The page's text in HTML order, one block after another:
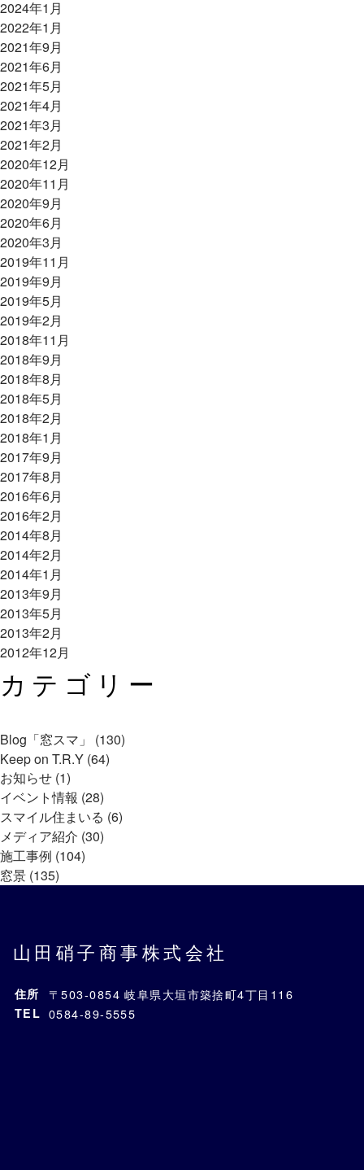
2024年1月
2022年1月
2021年9月
2021年6月
2021年5月
2021年4月
2021年3月
2021年2月
2020年12月
2020年11月
2020年9月
2020年6月
2020年3月
2019年11月
2019年9月
2019年5月
2019年2月
2018年11月
2018年9月
2018年8月
2018年5月
2018年2月
2018年1月
2017年9月
2017年8月
2016年6月
2016年2月
2014年8月
2014年2月
2014年1月
2013年9月
2013年5月
2013年2月
2012年12月
カテゴリー
Blog「窓スマ」 (130)
Keep on T.R.Y (64)
お知らせ (1)
イベント情報 (28)
スマイル住まいる (6)
メディア紹介 (30)
施工事例 (104)
窓景 (135)
山田硝子商事株式会社
住所 〒503-0854 岐阜県大垣市築捨町4丁目116
TEL 0584-89-5555